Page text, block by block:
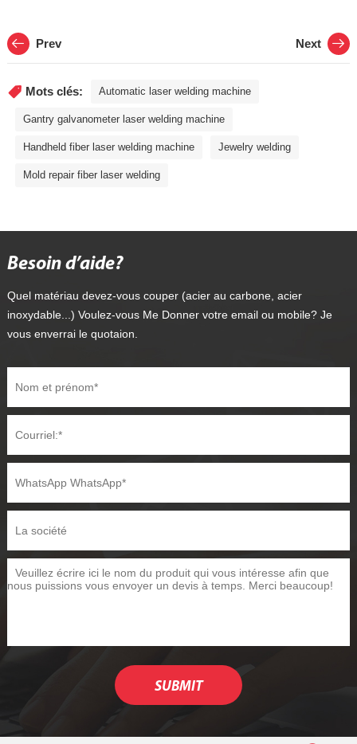
Prev Next
Mots clés: Automatic laser welding machine
Gantry galvanometer laser welding machine
Handheld fiber laser welding machine Jewelry welding
Mold repair fiber laser welding
Besoin d’aide?
Quel matériau devez-vous couper (acier au carbone, acier
inoxydable...) Voulez-vous Me Donner votre email ou mobile? Je
vous enverrai le quotaion.